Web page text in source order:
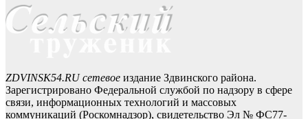
ZDVINSK54.RU сетевое издание Здвинского района.
Зарегистрировано Федеральной службой по надзору в сфере
связи, информационных технологий и массовых
коммуникаций (Роскомнадзор), свидетельство Эл № ФС77-